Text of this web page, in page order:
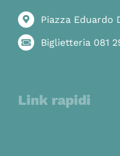
Piazza Eduardo
Biglietteria 081
Link rapidi